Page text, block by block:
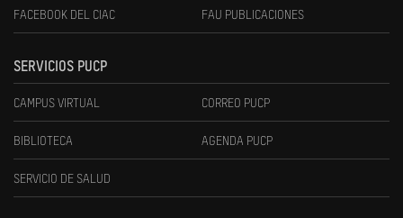
FACEBOOK DEL CIAC FAU PUBLICACIONES
SERVICIOS PUCP
CAMPUS VIRTUAL CORREO PUCP
BIBLIOTECA AGENDA PUCP
SERVICIO DE SALUD